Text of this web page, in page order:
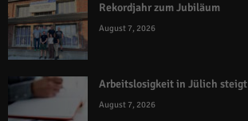
Rekordjahr zum Jubiläum
August 7, 2026
Arbeitslosigkeit in Jülich steigt
August 7, 2026